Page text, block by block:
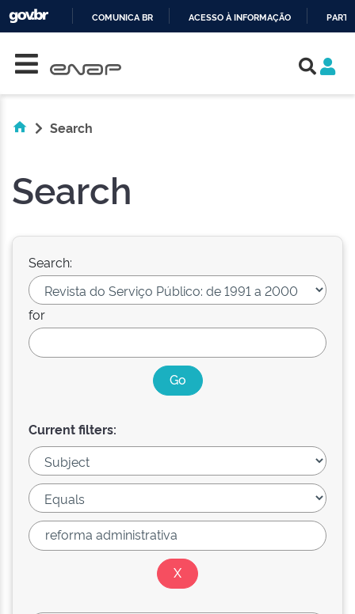
COMUNICA BR ACESSO À INFORMAÇÃO
Search
Search
Search:
for
Current filters: